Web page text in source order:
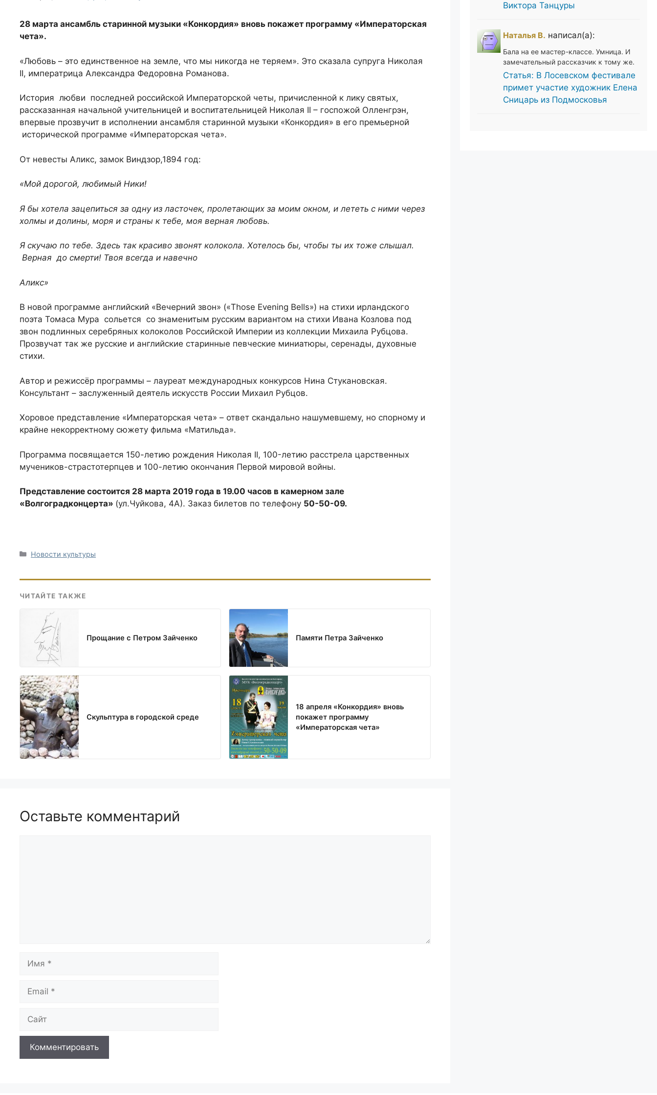
28 марта ансамбль старинной музыки «Конкордия» вновь покажет программу «Императорская
чета».
«Любовь – это единственное на земле, что мы никогда не теряем». Это сказала супруга Николая
II, императрица Александра Федоровна Романова.
История любви последней российской Императорской четы, причисленной к лику святых,
рассказанная начальной учительницей и воспитательницей Николая II – госпожой Олленгрэн,
впервые прозвучит в исполнении ансамбля старинной музыки «Конкордия» в его премьерной
исторической программе «Императорская чета».
От невесты Аликс, замок Виндзор,1894 год:
«Мой дорогой, любимый Ники!
Я бы хотела зацепиться за одну из ласточек, пролетающих за моим окном, и лететь с ними через
холмы и долины, моря и страны к тебе, моя верная любовь.
Я скучаю по тебе. Здесь так красиво звонят колокола. Хотелось бы, чтобы ты их тоже слышал.
Верная до смерти! Твоя всегда и навечно
Аликс»
В новой программе английский «Вечерний звон» («Those Evening Bells») на стихи ирландского
поэта Томаса Мура сольется со знаменитым русским вариантом на стихи Ивана Козлова под
звон подлинных серебряных колоколов Российской Империи из коллекции Михаила Рубцова.
Прозвучат так же русские и английские старинные певческие миниатюры, серенады, духовные
стихи.
Автор и режиссёр программы – лауреат международных конкурсов Нина Стукановская.
Консультант – заслуженный деятель искусств России Михаил Рубцов.
Хоровое представление «Императорская чета» – ответ скандально нашумевшему, но спорному и
крайне некорректному сюжету фильма «Матильда».
Программа посвящается 150-летию рождения Николая II, 100-летию расстрела царственных
мучеников-страстотерпцев и 100-летию окончания Первой мировой войны.
Представление состоится 28 марта 2019 года в 19.00 часов в камерном зале
«Волгоградконцерта» (ул.Чуйкова, 4А). Заказ билетов по телефону 50-50-09.
Рубрики
Новости культуры
ЧИТАЙТЕ ТАКЖЕ
Прощание с Петром Зайченко Памяти Петра Зайченко
Скульптура в городской среде
18 апреля «Конкордия» вновь
покажет программу
«Императорская чета»
Оставьте комментарий
Имя
Email
Сайт
Виктора Танцуры
Наталья В. написал(а):
Бала на ее мастер-классе. Умница. И
замечательный рассказчик к тому же.
Статья: В Лосевском фестивале
примет участие художник Елена
Сницарь из Подмосковья